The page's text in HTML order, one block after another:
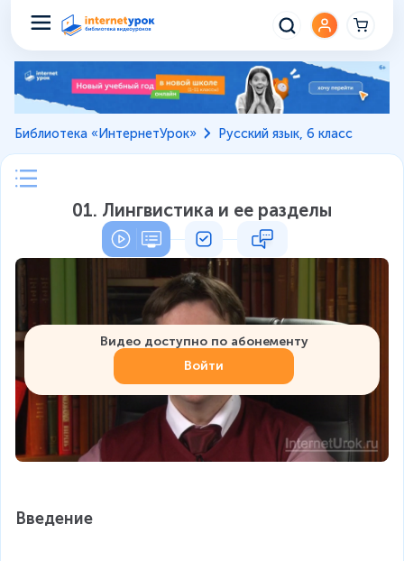
Библиотека «ИнтернетУрок» Русский язык, 6 класс
01. Лингвистика и ее разделы
Видео доступно по абонементу
Войти
Введение